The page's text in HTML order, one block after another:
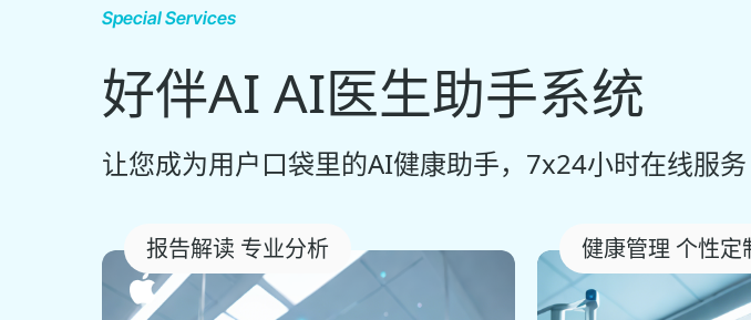
Special Services
好伴AI AI医生助手系统
让您成为用户口袋里的AI健康助手，7x24小时在线服务
报告解读 专业分析 健康管理 个性定